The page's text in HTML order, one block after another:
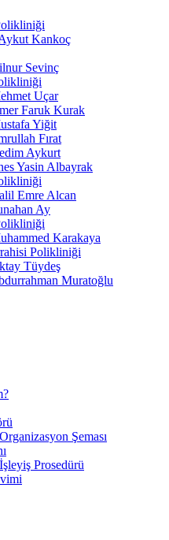
Kankoç
Sevinç
Uçar
Faruk Kurak
Yiğit
Fırat
Aykurt
Yasin Albayrak
Emre Alcan
Ay
Karakaya
Polikliniği
Tüydeş
Muratoğlu
Şeması
Prosedürü